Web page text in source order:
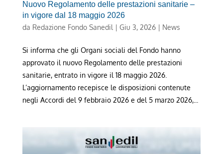
Nuovo Regolamento delle prestazioni sanitarie –
in vigore dal 18 maggio 2026
da Redazione Fondo Sanedil | Giu 3, 2026| News
Si informa che gli Organi sociali del Fondo hanno
approvato il nuovo Regolamento delle prestazioni
sanitarie, entrato in vigore il 18 maggio 2026.
L’aggiornamento recepisce le disposizioni contenute
negli Accordi del 9 febbraio 2026 e del 5 marzo 2026,...